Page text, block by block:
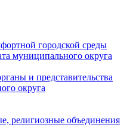
городской среды
муниципального округа
и представительства
округа
религиозные объединения